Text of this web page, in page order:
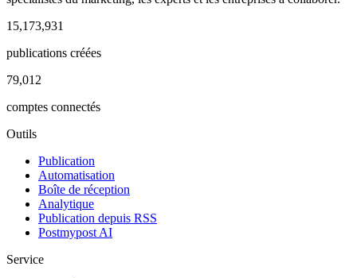
15,173,931
publications créées
79,012
comptes connectés
Outils
Publication
Automatisation
Boîte de réception
Analytique
Publication depuis RSS
Postmypost AI
Service